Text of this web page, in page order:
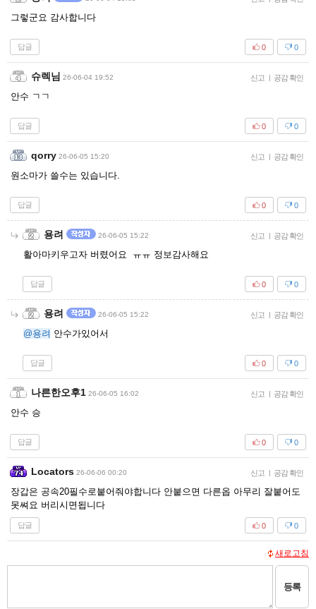
그렇군요 감사합니다
답글 0
0
슈렉님 26-06-04 19:52 신고 | 공감 확인
안수 ㄱㄱ
답글 0
0
qorry 26-06-05 15:20 신고 | 공감 확인
원소마가 쓸수는 있습니다.
답글 0
0
용려 26-06-05 15:22 신고 | 공감 확인
활아마키우고자 버렸어요 ㅠㅠ 정보감사해요
답글 0
0
용려 26-06-05 15:22 신고 | 공감 확인
@용려 안수가있어서
답글 0
0
나른한오후1 26-06-05 16:02 신고 | 공감 확인
안수 승
답글 0
0
Locators 26-06-06 00:20 신고 | 공감 확인
장갑은 공속20필수로붙어줘야합니다 안붙으면 다른옵 아무리 잘붙어도
못쎠요 버리시면됩니다
답글 0
0
새로고침
등록